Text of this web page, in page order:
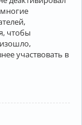
чтобы
участвовать в